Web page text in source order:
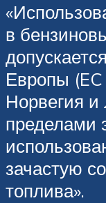
в
Европы
Норвегия
пределами
зачастую
топлива».